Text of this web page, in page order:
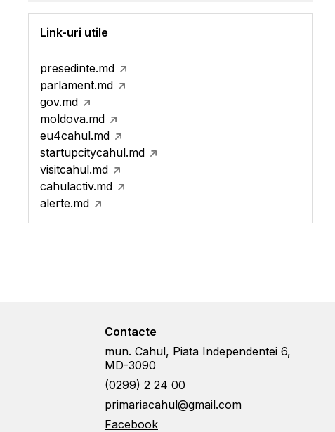
Link-uri utile
presedinte.md
parlament.md
gov.md
moldova.md
eu4cahul.md
startupcitycahul.md
visitcahul.md
cahulactiv.md
alerte.md
Contacte
mun. Cahul, Piata Independentei 6,
MD-3090
(0299) 2 24 00
primariacahul@gmail.com
Facebook